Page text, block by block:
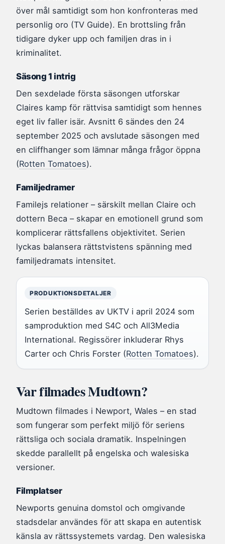
över mål samtidigt som hon konfronteras med
personlig oro (TV Guide). En brottsling från
tidigare dyker upp och familjen dras in i
kriminalitet.
Säsong 1 intrig
Den sexdelade första säsongen utforskar
Claires kamp för rättvisa samtidigt som hennes
eget liv faller isär. Avsnitt 6 sändes den 24
september 2025 och avslutade säsongen med
en cliffhanger som lämnar många frågor öppna
(Rotten Tomatoes).
Familjedramer
Familejs relationer – särskilt mellan Claire och
dottern Beca – skapar en emotionell grund som
komplicerar rättsfallens objektivitet. Serien
lyckas balansera rättstvistens spänning med
familjedramats intensitet.
PRODUKTIONSDETALJER
Serien beställdes av UKTV i april 2024 som
samproduktion med S4C och All3Media
International. Regissörer inkluderar Rhys
Carter och Chris Forster (Rotten Tomatoes).
Var filmades Mudtown?
Mudtown filmades i Newport, Wales – en stad
som fungerar som perfekt miljö för seriens
rättsliga och sociala dramatik. Inspelningen
skedde parallellt på engelska och walesiska
versioner.
Filmplatser
Newports genuina domstol och omgivande
stadsdelar användes för att skapa en autentisk
känsla av rättssystemets vardag. Den walesiska